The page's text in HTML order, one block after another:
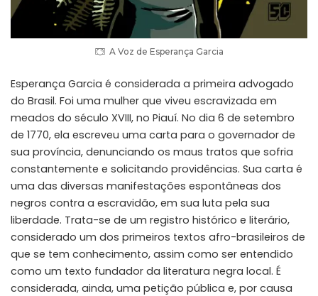
A Voz de Esperança Garcia
Esperança Garcia é considerada a primeira advogado
do Brasil. Foi uma mulher que viveu escravizada em
meados do século XVIII, no Piauí. No dia 6 de setembro
de 1770, ela escreveu uma carta para o governador de
sua província, denunciando os maus tratos que sofria
constantemente e solicitando providências. Sua carta é
uma das diversas manifestações espontâneas dos
negros contra a escravidão, em sua luta pela sua
liberdade. Trata-se de um registro histórico e literário,
considerado um dos primeiros textos afro-brasileiros de
que se tem conhecimento, assim como ser entendido
como um texto fundador da literatura negra local. É
considerada, ainda, uma petição pública e, por causa